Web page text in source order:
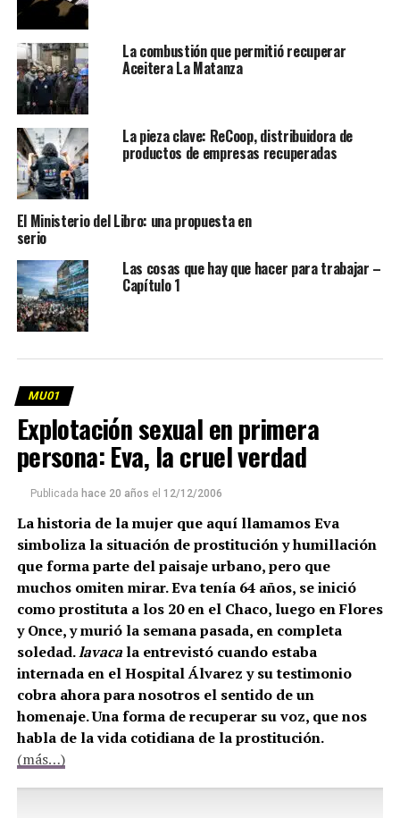
La combustión que permitió recuperar
Aceitera La Matanza
La pieza clave: ReCoop, distribuidora de
productos de empresas recuperadas
El Ministerio del Libro: una propuesta en
serio
Las cosas que hay que hacer para trabajar –
Capítulo 1
MU01
Explotación sexual en primera
persona: Eva, la cruel verdad
Publicada hace 20 años el 12/12/2006
La historia de la mujer que aquí llamamos Eva
simboliza la situación de prostitución y humillación
que forma parte del paisaje urbano, pero que
muchos omiten mirar. Eva tenía 64 años, se inició
como prostituta a los 20 en el Chaco, luego en Flores
y Once, y murió la semana pasada, en completa
soledad.lavacala entrevistó cuando estaba
internada en el Hospital Álvarez y su testimonio
cobra ahora para nosotros el sentido de un
homenaje. Una forma de recuperar su voz, que nos
habla de la vida cotidiana de la prostitución.
(más…)